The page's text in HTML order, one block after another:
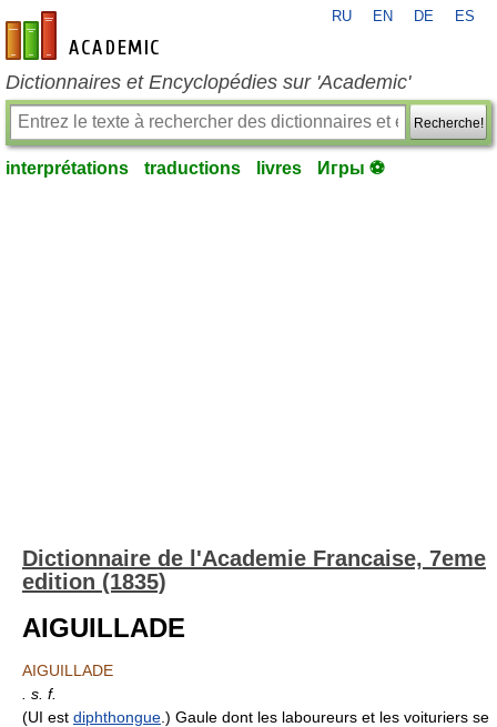
fr-academic.com
RU EN DE ES
Dictionnaires et Encyclopédies sur 'Academic'
Recherche!
interprétations traductions livres Игры ⚽
Dictionnaire de l'Academie Francaise, 7eme
edition (1835)
AIGUILLADE
AIGUILLADE
. s. f.
(UI est diphthongue .) Gaule dont les laboureurs et les voituriers se